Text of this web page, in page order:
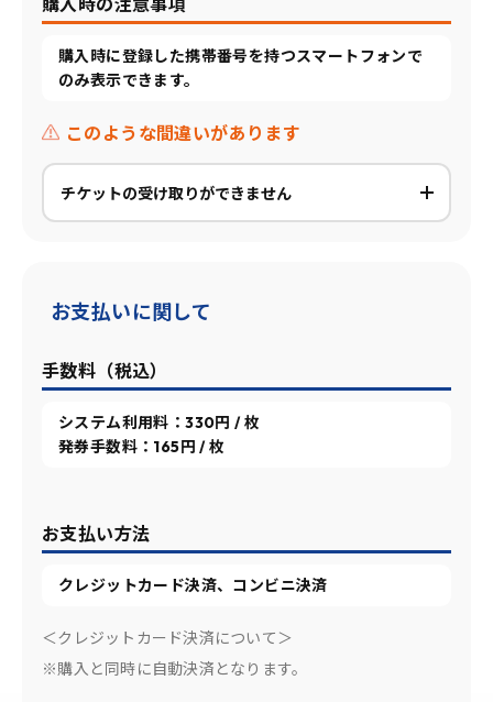
購入時に登録した携帯番号を持つスマートフォンで
のみ表示できます。
このような間違いがあります
チケットの受け取りができません
お支払いに関して
手数料（税込）
システム利用料：330円 / 枚
発券手数料：165円 / 枚
お支払い方法
クレジットカード決済、コンビニ決済
＜クレジットカード決済について＞
※購入と同時に自動決済となります。